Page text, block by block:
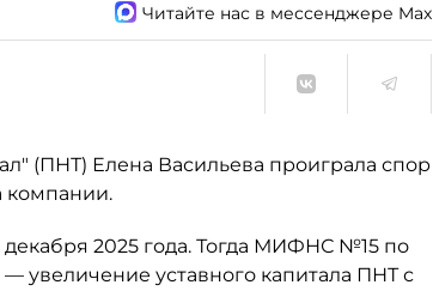
Читайте нас в мессенджере Max
(ПНТ) Елена Васильева проиграла спор
компании.
2025 года. Тогда МИФНС №15 по
увеличение уставного капитала ПНТ с